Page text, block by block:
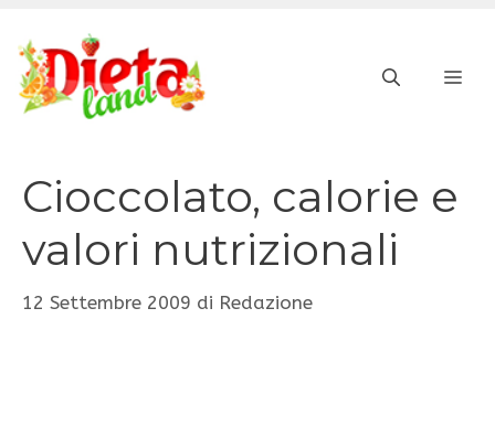
contenuto
Cioccolato, calorie e
valori nutrizionali
12 Settembre 2009 di Redazione